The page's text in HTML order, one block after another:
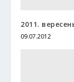
2011.
09.07.2012